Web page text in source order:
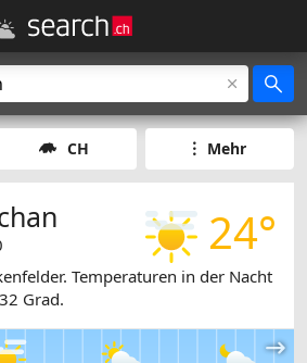
CH Mehr
24°
Temperaturen in der Nacht
Grad.